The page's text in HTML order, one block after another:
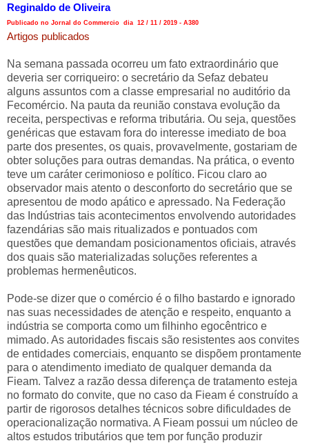
Reginaldo de Oliveira
Publicado no Jornal do Commercio dia 12 / 11 / 2019 - A380
Artigos publicados
Na semana passada ocorreu um fato extraordinário que
deveria ser corriqueiro: o secretário da Sefaz debateu
alguns assuntos com a classe empresarial no auditório da
Fecomércio. Na pauta da reunião constava evolução da
receita, perspectivas e reforma tributária. Ou seja, questões
genéricas que estavam fora do interesse imediato de boa
parte dos presentes, os quais, provavelmente, gostariam de
obter soluções para outras demandas. Na prática, o evento
teve um caráter cerimonioso e político. Ficou claro ao
observador mais atento o desconforto do secretário que se
apresentou de modo apático e apressado. Na Federação
das Indústrias tais acontecimentos envolvendo autoridades
fazendárias são mais ritualizados e pontuados com
questões que demandam posicionamentos oficiais, através
dos quais são materializadas soluções referentes a
problemas hermenêuticos.
Pode-se dizer que o comércio é o filho bastardo e ignorado
nas suas necessidades de atenção e respeito, enquanto a
indústria se comporta como um filhinho egocêntrico e
mimado. As autoridades fiscais são resistentes aos convites
de entidades comerciais, enquanto se dispõem prontamente
para o atendimento imediato de qualquer demanda da
Fieam. Talvez a razão dessa diferença de tratamento esteja
no formato do convite, que no caso da Fieam é construído a
partir de rigorosos detalhes técnicos sobre dificuldades de
operacionalização normativa. A Fieam possui um núcleo de
altos estudos tributários que tem por função produzir